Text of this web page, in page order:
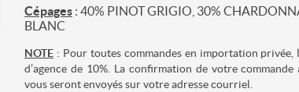
Cépages : 40% PINOT GRIGIO, 30%
BLANC
NOTE : Pour toutes commandes en importation
d’agence de 10%. La confirmation de votre
vous seront envoyés sur votre adresse courriel.